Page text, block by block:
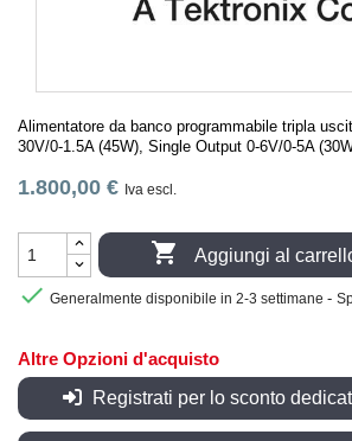
Alimentatore da banco programmabile tripla
30V/0-1.5A (45W), Single Output 0-6V/0-5A
1.800,00 € Iva escl.
 Aggiungi al
 Generalmente disponibile in 2-3 settimane -
Altre Opzioni d'acquisto
Registrati per lo sconto